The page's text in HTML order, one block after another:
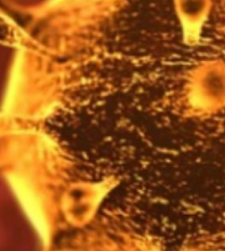
PM recaptura dois foragidos em Rio Verde
Rio Verde encara o Bom Jesus às 10h de